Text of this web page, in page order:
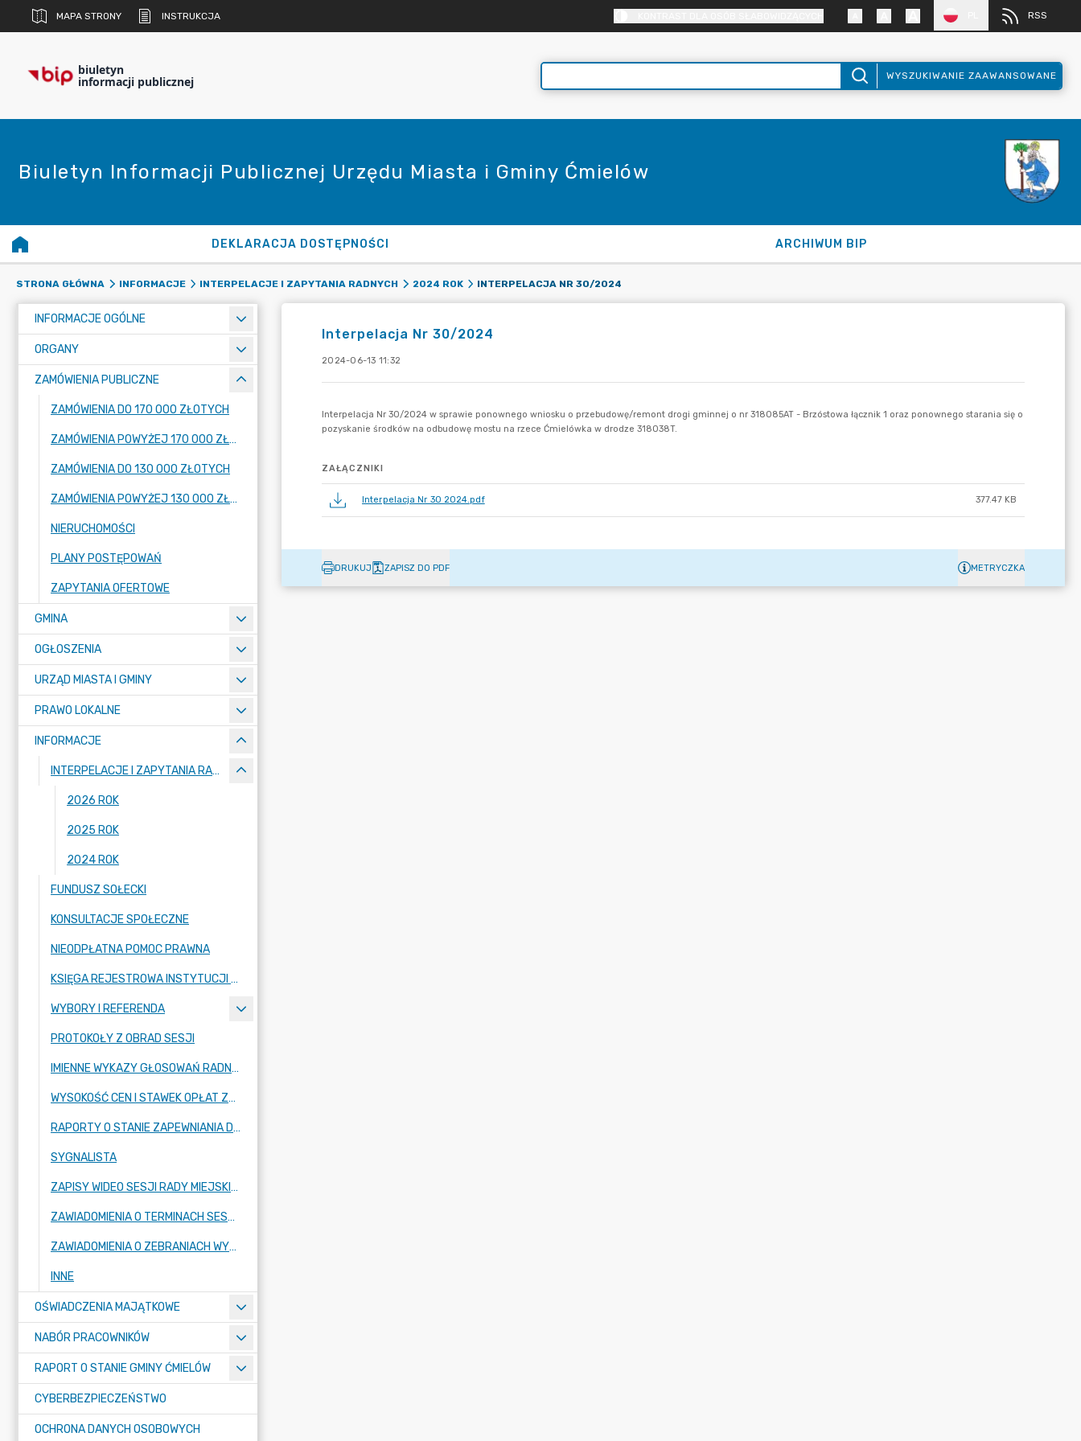
MAPA STRONY INSTRUKCJA RSS
biuletyn
informacji publicznej WYSZUKIWANIE ZAAWANSOWANE
Biuletyn Informacji Publicznej Urzędu Miasta i Gminy Ćmielów
DEKLARACJA DOSTĘPNOŚCI ARCHIWUM BIP
STRONA GŁÓWNA INFORMACJE INTERPELACJE I ZAPYTANIA RADNYCH 2024 ROK INTERPELACJA NR 30/2024
INFORMACJE OGÓLNE
ORGANY
ZAMÓWIENIA PUBLICZNE
ZAMÓWIENIA DO 170 000 ZŁOTYCH
ZAMÓWIENIA POWYŻEJ 170 000 ZŁOTYCH
ZAMÓWIENIA DO 130 000 ZŁOTYCH
ZAMÓWIENIA POWYŻEJ 130 000 ZŁOTYCH
NIERUCHOMOŚCI
PLANY POSTĘPOWAŃ
ZAPYTANIA OFERTOWE
GMINA
OGŁOSZENIA
URZĄD MIASTA I GMINY
PRAWO LOKALNE
INFORMACJE
INTERPELACJE I ZAPYTANIA RADNYCH
2026 ROK
2025 ROK
2024 ROK
FUNDUSZ SOŁECKI
KONSULTACJE SPOŁECZNE
NIEODPŁATNA POMOC PRAWNA
KSIĘGA REJESTROWA INSTYTUCJI KULTURY
WYBORY I REFERENDA
PROTOKOŁY Z OBRAD SESJI
IMIENNE WYKAZY GŁOSOWAŃ RADNYCH
WYSOKOŚĆ CEN I STAWEK OPŁAT ZBIOROWEGO ZAOPATRZENIA W WODĘ
RAPORTY O STANIE ZAPEWNIANIA DOSTĘPNOŚCI PODMIOTU PUBLICZNEGO
SYGNALISTA
ZAPISY WIDEO SESJI RADY MIEJSKIEJ
ZAWIADOMIENIA O TERMINACH SESJI RADY MIEJSKIEJ ORAZ KOMISJI STAŁYCH RADY
ZAWIADOMIENIA O ZEBRANIACH WYBORCZYCH W SOŁECTWACH I MIEŚCIE ĆMIELÓW
INNE
OŚWIADCZENIA MAJĄTKOWE
NABÓR PRACOWNIKÓW
RAPORT O STANIE GMINY ĆMIELÓW
CYBERBEZPIECZEŃSTWO
OCHRONA DANYCH OSOBOWYCH
Interpelacja Nr 30/2024
2024-06-13 11:32
ZAŁĄCZNIKI
Interpelacja Nr 30 2024.pdf 377.47 KB
DRUKUJ ZAPISZ DO PDF METRYCZKA